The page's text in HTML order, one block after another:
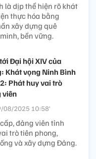
là dịp thể hiện rõ khát
thực hóa bằng
xây dựng quê
bền vững.
Đại hội XIV của
Khát vọng Ninh Bình
Phát huy vai trò
viên
08/2025 10:58’
đảng viên tỉnh
trò tiên phong,
và xây dựng Đảng.